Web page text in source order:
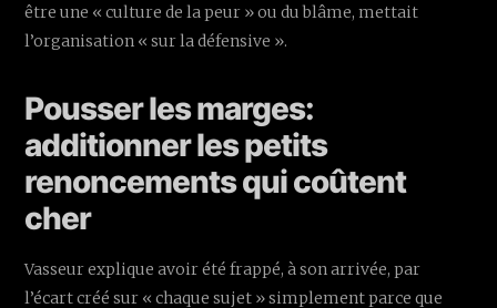
être une « culture de la peur » ou du blâme, mettait
l’organisation « sur la défensive ».
Pousser les marges:
additionner les petits
renoncements qui coûtent
cher
Vasseur explique avoir été frappé, à son arrivée, par
l’écart créé sur « chaque sujet » simplement parce que